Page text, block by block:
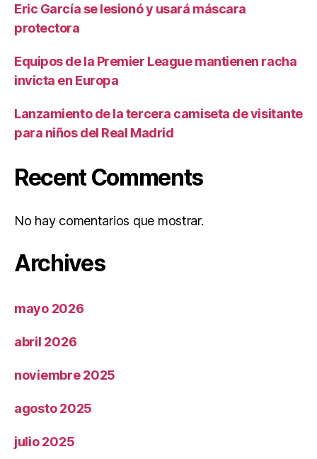
Eric García se lesionó y usará máscara
protectora
Equipos de la Premier League mantienen racha
invicta en Europa
Lanzamiento de la tercera camiseta de visitante
para niños del Real Madrid
Recent Comments
No hay comentarios que mostrar.
Archives
mayo 2026
abril 2026
noviembre 2025
agosto 2025
julio 2025